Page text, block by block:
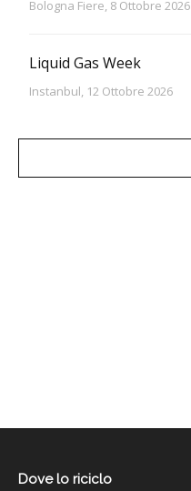
Bologna Fiere, 8 Ottobre 2026
Liquid Gas Week
Instanbul, 12 Ottobre 2026
Dove lo riciclo